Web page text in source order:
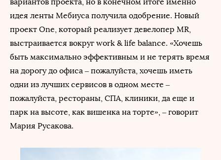
идея ленты Мебиуса получила одобрение. Новый
проект One, который реализует девелопер MR,
выстраивается вокруг work & life balance. «Хочешь
быть максимально эффективным и не терять время
на дорогу до офиса – пожалуйста, хочешь иметь
одни из лучших сервисов в одном месте –
пожалуйста, рестораны, СПА, клиники, да еще и
парк на высоте, как вишенка на торте», ‒ говорит
Мария Русакова.